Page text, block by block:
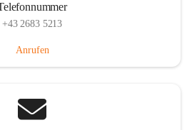
+43 2683 5213
Anrufen